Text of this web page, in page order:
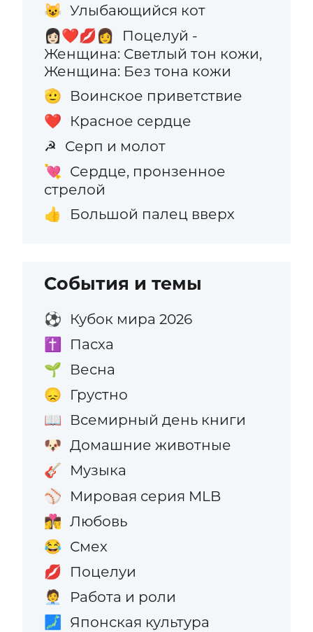
😺 Улыбающийся кот
👩🏻‍❤️‍💋‍👩
Поцелуй -
Женщина: Светлый тон кожи,
Женщина: Без тона кожи
🫡 Воинское приветствие
❤️ Красное сердце
☭ Серп и молот
💘 Сердце, пронзенное
стрелой
👍 Большой палец вверх
События и темы
⚽ Кубок мира 2026
✝️ Пасха
🌱 Весна
😞 Грустно
📖 Всемирный день книги
🐶 Домашние животные
🎸 Музыка
⚾ Мировая серия MLB
👩‍❤️‍💋‍👨 Любовь
😂 Смех
💋 Поцелуи
🧑‍💼 Работа и роли
🗾 Японская культура